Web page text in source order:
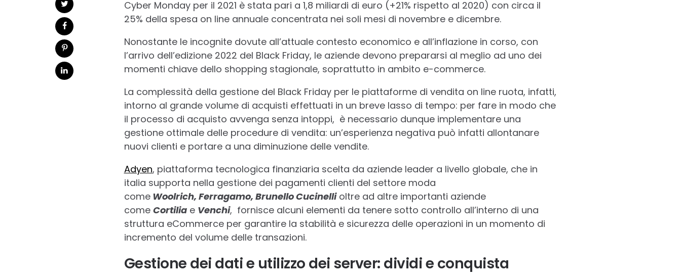
Cyber Monday per il 2021 è stata pari a 1,8 miliardi di euro (+21% rispetto al 2020) con circa il
25% della spesa on line annuale concentrata nei soli mesi di novembre e dicembre.
Nonostante le incognite dovute all’attuale contesto economico e all’inflazione in corso, con
l’arrivo dell’edizione 2022 del Black Friday, le aziende devono prepararsi al meglio ad uno dei
momenti chiave dello shopping stagionale, soprattutto in ambito e-commerce.
La complessità della gestione del Black Friday per le piattaforme di vendita on line ruota, infatti,
intorno al grande volume di acquisti effettuati in un breve lasso di tempo: per fare in modo che
il processo di acquisto avvenga senza intoppi, è necessario dunque implementare una
gestione ottimale delle procedure di vendita: un’esperienza negativa può infatti allontanare
nuovi clienti e portare a una diminuzione delle vendite.
Adyen, piattaforma tecnologica finanziaria scelta da aziende leader a livello globale, che in
italia supporta nella gestione dei pagamenti clienti del settore moda
comeWoolrich, Ferragamo, Brunello Cucinellioltre ad altre importanti aziende
come Cortiliae Venchi, fornisce alcuni elementi da tenere sotto controllo all’interno di una
struttura eCommerce per garantire la stabilità e sicurezza delle operazioni in un momento di
incremento del volume delle transazioni.
Gestione dei dati e utilizzo dei server: dividi e conquista